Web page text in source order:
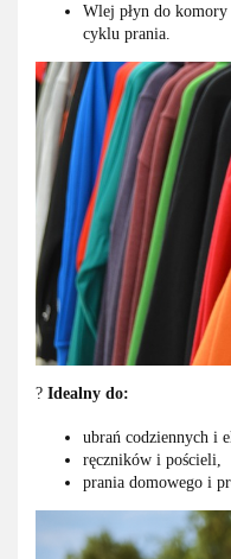
Wlej płyn do komory
cyklu prania.
? Idealny do:
ubrań codziennych i
ręczników i pościeli,
prania domowego i